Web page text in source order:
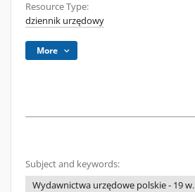
Resource Type:
dziennik urzędowy
More
Subject and keywords:
Wydawnictwa urzędowe polskie - 19 w.